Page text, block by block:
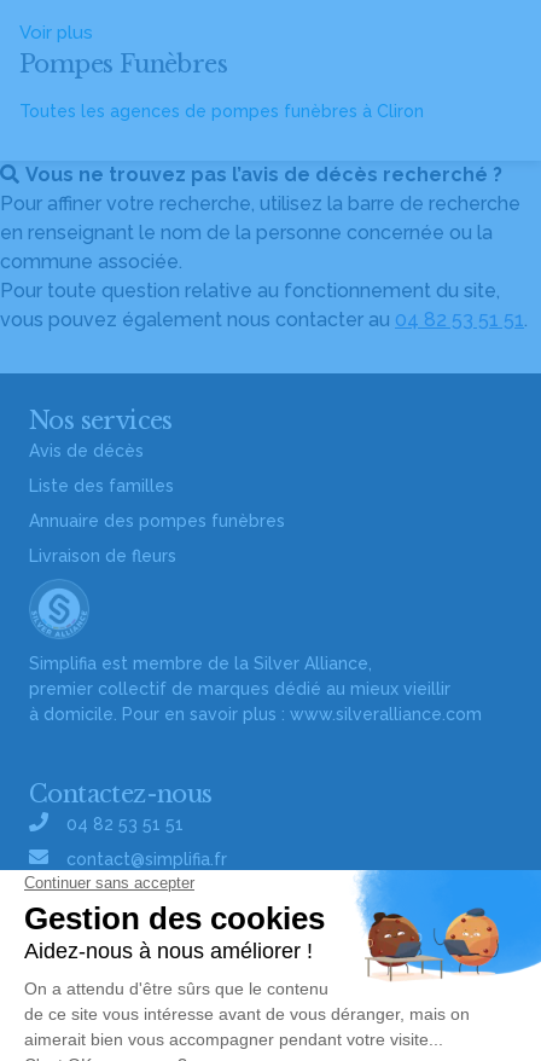
Voir plus
Pompes Funèbres
Toutes les agences de pompes funèbres à Cliron
Vous ne trouvez pas l’avis de décès recherché ?
Pour affiner votre recherche, utilisez la barre de recherche
en renseignant le nom de la personne concernée ou la
commune associée.
Pour toute question relative au fonctionnement du site,
vous pouvez également nous contacter au 04 82 53 51 51.
Nos services
Avis de décès
Liste des familles
Annuaire des pompes funèbres
Livraison de fleurs
Simplifia est membre de la Silver Alliance,
premier collectif de marques dédié au mieux vieillir
à domicile. Pour en savoir plus : www.silveralliance.com
Contactez-nous
04 82 53 51 51
contact@simplifia.fr
Réseaux sociaux
Liens utiles